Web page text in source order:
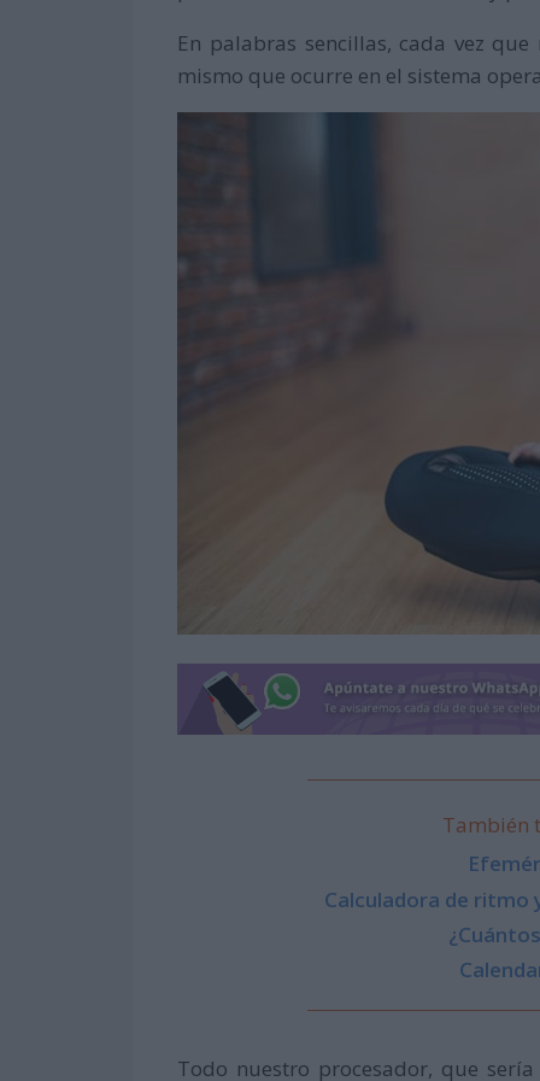
En palabras sencillas, cada vez
mismo que ocurre en el sistema
También
Calculadora de ritmo
Todo nuestro procesador, que